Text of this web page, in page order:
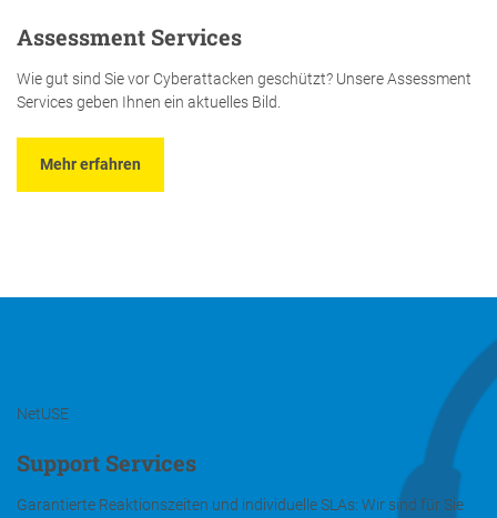
Assessment Services
Wie gut sind Sie vor Cyberattacken geschützt? Unsere Assessment
Services geben Ihnen ein aktuelles Bild.
Mehr erfahren
NetUSE
Support Services
Garantierte Reaktionszeiten und individuelle SLAs: Wir sind für Sie